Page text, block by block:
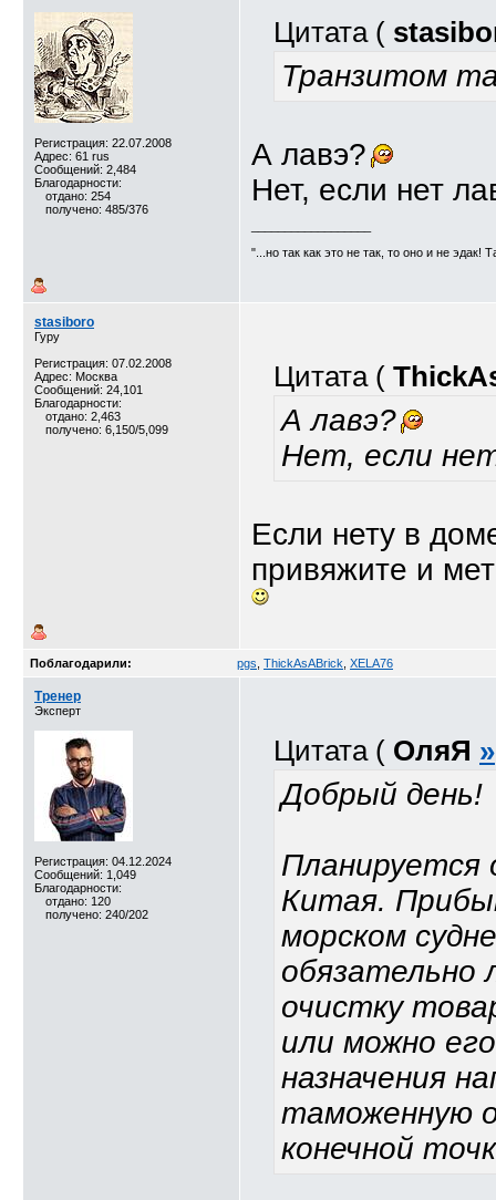
Регистрация: 22.07.2008
Адрес: 61 rus
Сообщений: 2,484
Благодарности:
отдано: 254
получено: 485/376
Цитата (
Транзитом
А лавэ?
Нет, если нет
"...но так как это не так, то оно и не эдак!
stasiboro
Гуру
Регистрация: 07.02.2008
Адрес: Москва
Сообщений: 24,101
Благодарности:
отдано: 2,463
получено: 6,150/5,099
Цитата (
А лавэ?
Нет, если
Если нету в
привяжите и
Поблагодарили: pgs ThickAsABrick XELA76
Тренер
Эксперт
Регистрация: 04.12.2024
Сообщений: 1,049
Благодарности:
отдано: 120
получено: 240/202
Цитата ( ОляЯ »
Добрый день!
Планируется
Китая.
морском
обязательно
очистку
или можно
назначения
таможенную
конечной